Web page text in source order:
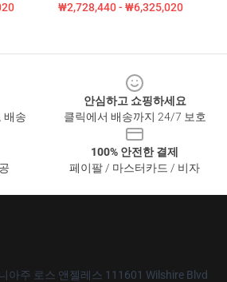
₩2,728,440 - ₩6,325,020
배송
안심하고 쇼핑하세요
클릭에서 배송까지 24/7 보호
100% 안전한 결제
페이팔 / 마스터카드 / 비자
아주 로스 앤젤레스 111601 Wilshire Blvd